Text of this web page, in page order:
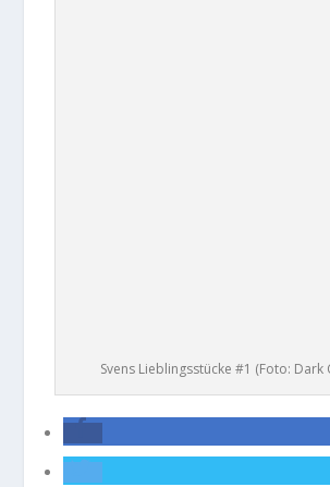
Svens Lieblingsstücke #1 (Foto: Dark